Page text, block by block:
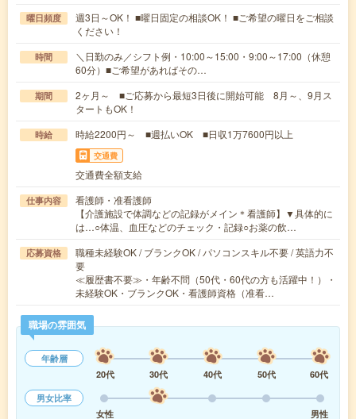
曜日頻度
週3日～OK！ ■曜日固定の相談OK！ ■ご希望の曜日をご相談
ください！
時間
＼日勤のみ／シフト例・10:00～15:00・9:00～17:00（休憩
60分）■ご希望があればその…
期間
2ヶ月～ ■ご応募から最短3日後に開始可能 8月～、9月ス
タートもOK！
時給 時給2200円～ ■週払いOK ■日収1万7600円以上
交通費
交通費全額支給
仕事内容
看護師・准看護師
【介護施設で体調などの記録がメイン＊看護師】▼具体的に
は…○体温、血圧などのチェック・記録○お薬の飲…
応募資格
職種未経験OK / ブランクOK / パソコンスキル不要 / 英語力不
要
≪履歴書不要≫・年齢不問（50代・60代の方も活躍中！）・
未経験OK・ブランクOK・看護師資格（准看…
職場の雰囲気
年齢層
20代
30代 40代 50代
60代
男女比率
女性
男性